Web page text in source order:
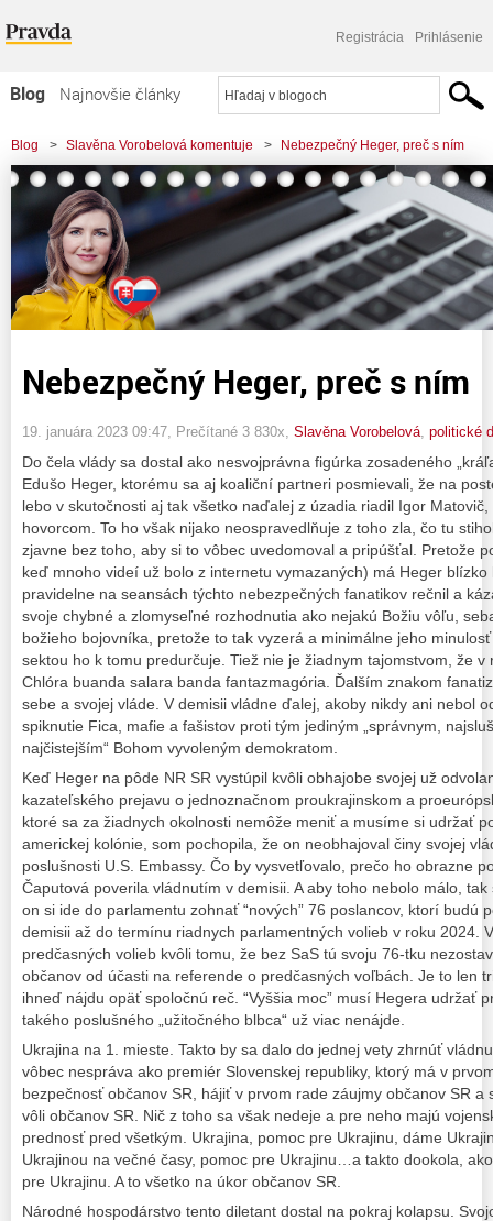
Registrácia Prihlásenie
Blog
Najnovšie články
Najčítanejšie články
Najkomentovanejšie články
Zoznam blogov
Komerčné blogy
Blog > Slavěna Vorobelová komentuje > Nebezpečný Heger, preč s ním
Nebezpečný Heger, preč s ním
19. januára 2023 09:47 , Prečítané 3 830x, Slavěna Vorobelová politické
Do čela vlády sa dostal ako nesvojprávna figúrka zosadeného
Edušo Heger, ktorému sa aj koaliční partneri posmievali, že na
lebo v skutočnosti aj tak všetko naďalej z úzadia riadil Igor
hovorcom. To ho však nijako neospravedlňuje z toho zla, čo tu
zjavne bez toho, aby si to vôbec uvedomoval a pripúšťal. Pretože
keď mnoho videí už bolo z internetu vymazaných) má Heger
pravidelne na seansách týchto nebezpečných fanatikov rečnil a
svoje chybné a zlomyseľné rozhodnutia ako nejakú Božiu vôľu,
božieho bojovníka, pretože to tak vyzerá a minimálne jeho
sektou ho k tomu predurčuje. Tiež nie je žiadnym tajomstvom, že
Chlóra buanda salara banda fantazmagória. Ďalším znakom
sebe a svojej vláde. V demisii vládne ďalej, akoby nikdy ani nebol
spiknutie Fica, mafie a fašistov proti tým jediným „správnym,
najčistejším“ Bohom vyvoleným demokratom.
Keď Heger na pôde NR SR vystúpil kvôli obhajobe svojej už
kazateľského prejavu o jednoznačnom proukrajinskom a
ktoré sa za žiadnych okolnosti nemôže meniť a musíme si udržať
americkej kolónie, som pochopila, že on neobhajoval činy svojej
poslušnosti U.S. Embassy. Čo by vysvetľovalo, prečo ho obrazne
Čaputová poverila vládnutím v demisii. A aby toho nebolo málo,
on si ide do parlamentu zohnať “nových” 76 poslancov, ktorí budú
demisii až do termínu riadnych parlamentných volieb v roku 2024.
predčasných volieb kvôli tomu, že bez SaS tú svoju 76-tku
občanov od účasti na referende o predčasných voľbách. Je to len
ihneď nájdu opäť spoločnú reč. “Vyššia moc” musí Hegera udržať
takého poslušného „užitočného blbca“ už viac nenájde.
Ukrajina na 1. mieste. Takto by sa dalo do jednej vety zhrnúť
vôbec nespráva ako premiér Slovenskej republiky, ktorý má v
bezpečnosť občanov SR, hájiť v prvom rade záujmy občanov SR
vôli občanov SR. Nič z toho sa však nedeje a pre neho majú
prednosť pred všetkým. Ukrajina, pomoc pre Ukrajinu, dáme
Ukrajinou na večné časy, pomoc pre Ukrajinu…a takto dookola,
pre Ukrajinu. A to všetko na úkor občanov SR.
Národné hospodárstvo tento diletant dostal na pokraj kolapsu.